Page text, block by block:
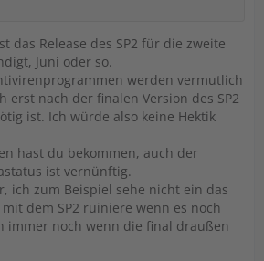
das Release des SP2 für die zweite
Juni oder so.
werden vermutlich
erst nach der finalen Version des SP2
ist. Ich würde also keine Hektik
hast du bekommen, auch der
ist vernünftig.
ich zum Beispiel sehe nicht ein das
dem SP2 ruiniere wenn es noch
immer noch wenn die final draußen